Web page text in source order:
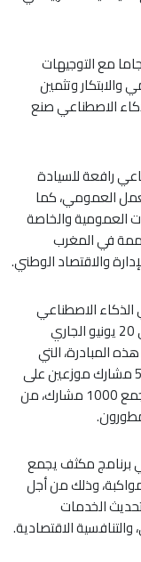
مع التوجيهات
والابتكار وتثمين
الاصطناعي صنع
رافعة للسيادة
العمومي، كما
العمومية والخاصة
في المغرب
والاقتصاد الوطني.
الذكاء الاصطناعي
مختبر المستقبل” ستنعقد فعالياتها من 16 إلى 20 يونيو الجاري
المبادرة، التي
تحمل طموحا تصاعديا يمكن أن يصل إلى 5000 مشارك موزعين على
عدة أفواج عبر المملكة، ستنطلق بدورة أولى تجمع 1000 مشارك، من
برنامج مكثف يجمع
وذلك من أجل
الخدمات
والتنافسية الاقتصادية.